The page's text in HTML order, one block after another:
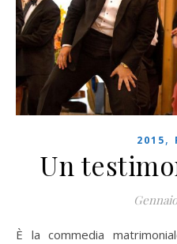
2015,
Un
È la commedia matrimoniale al maschile, che gode e